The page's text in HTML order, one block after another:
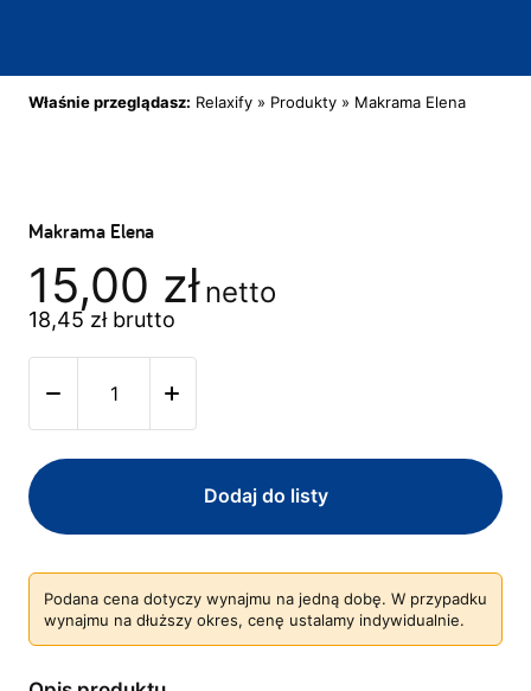
Właśnie przeglądasz: Relaxify » Produkty » Makrama Elena
Makrama Elena
15,00 zł netto
18,45 złbrutto
Dodaj do listy
Podana cena dotyczy wynajmu na jedną dobę. W przypadku
wynajmu na dłuższy okres, cenę ustalamy indywidualnie.